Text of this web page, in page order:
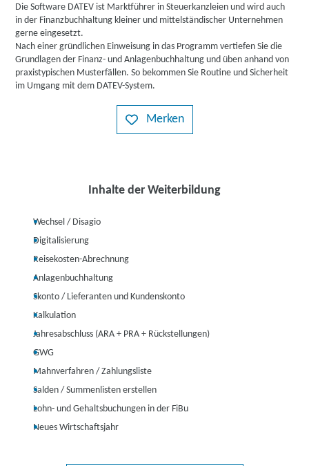
Die Software DATEV ist Marktführer in Steuerkanzleien und wird auch
in der Finanzbuchhaltung kleiner und mittelständischer Unternehmen
gerne eingesetzt.
Nach einer gründlichen Einweisung in das Programm vertiefen Sie die
Grundlagen der Finanz- und Anlagenbuchhaltung und üben anhand von
praxistypischen Musterfällen. So bekommen Sie Routine und Sicherheit
im Umgang mit dem DATEV-System.
Merken
Inhalte der Weiterbildung
Wechsel / Disagio
Digitalisierung
Reisekosten-Abrechnung
Anlagenbuchhaltung
Skonto / Lieferanten und Kundenskonto
Kalkulation
Jahresabschluss (ARA + PRA + Rückstellungen)
GWG
Mahnverfahren / Zahlungsliste
Salden / Summenlisten erstellen
Lohn- und Gehaltsbuchungen in der FiBu
Neues Wirtschaftsjahr